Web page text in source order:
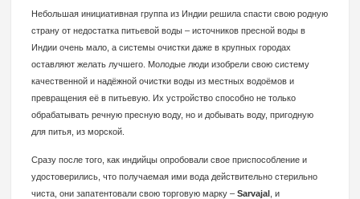
Небольшая инициативная группа из Индии решила спасти свою родную
страну от недостатка питьевой воды – источников пресной воды в
Индии очень мало, а системы очистки даже в крупных городах
оставляют желать лучшего. Молодые люди изобрели свою систему
качественной и надёжной очистки воды из местных водоёмов и
превращения её в питьевую. Их устройство способно не только
обрабатывать речную пресную воду, но и добывать воду, пригодную
для питья, из морской.
Сразу после того, как индийцы опробовали свое приспособление и
удостоверились, что получаемая ими вода действительно стерильно
чиста, они запатентовали свою торговую марку –Sarvajal , и